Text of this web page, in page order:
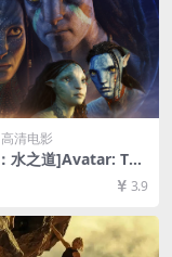
高清电影
水之道]Avatar: The
(2022)[百度网
盘+阿里云盘资源10
清未删减][MP4/MK
英语原声中
3.9